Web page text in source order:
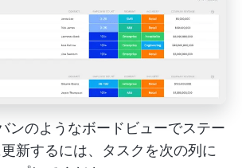
ンのようなボードビューでステー
新するには、タスクを次の列に